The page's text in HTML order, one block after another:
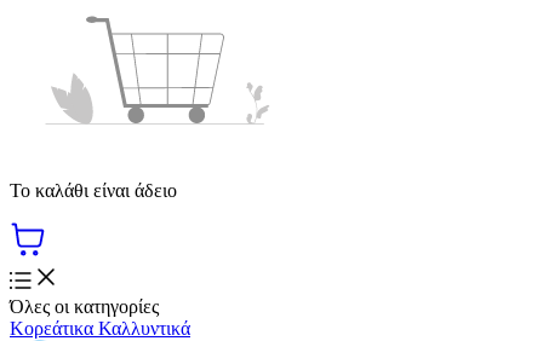
Το καλάθι είναι άδειο
Όλες οι κατηγορίες
Κορεάτικα Καλλυντικά